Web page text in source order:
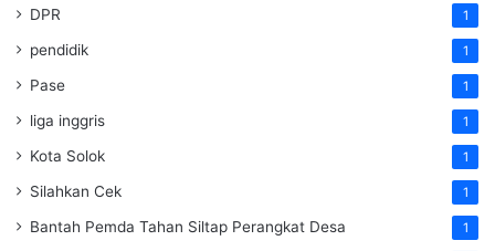
DPR 1
pendidik 1
Pase 1
liga inggris 1
Kota Solok 1
Silahkan Cek 1
Bantah Pemda Tahan Siltap Perangkat Desa 1